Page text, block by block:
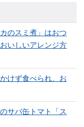
のスミ煮」はおつ
いしいアレンジ方
けず食べられ、お
サバ缶トマト「ス